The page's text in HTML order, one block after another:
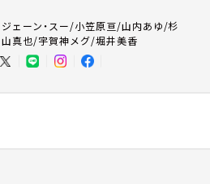
ジェーン・スー/小笠原亘/山内あゆ/杉
山真也/宇賀神メグ/堀井美香